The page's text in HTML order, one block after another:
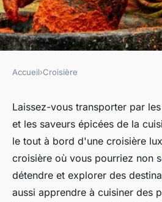
Quelles
ateliers de
indienne avec des
locaux?
Agathe•24 juin 2024•4 min de
Accueil›Croisière
Laissez-vous transporter par
et les saveurs épicées de la
le tout à bord d'une croisière
croisière où vous pourriez non
détendre et explorer des
aussi apprendre à cuisiner des